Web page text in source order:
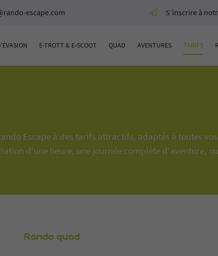
S’inscrire à
E-TROTT & E-SCOOT QUAD AVENTURES TARIFS
Escape à des tarifs attractifs, adaptés à toutes
d'une heure, une journée complète d'aventure,
Rando quad